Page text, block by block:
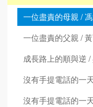
一位盡責的母親 /
一位盡責的父親 /
成長路上的順與逆
沒有手提電話的一
沒有手提電話的一